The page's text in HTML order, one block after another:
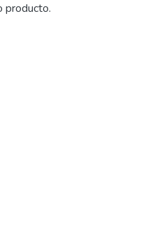
producto.